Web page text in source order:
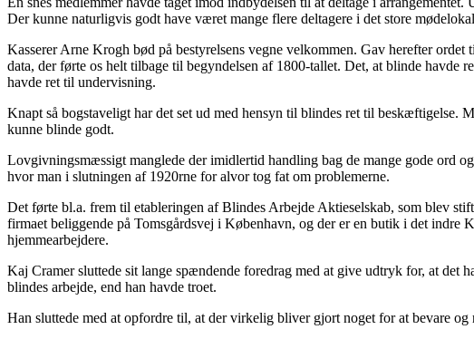
Der kunne naturligvis godt have været mange flere deltagere i det store
Kasserer Arne Krogh bød på bestyrelsens vegne velkommen. Gav herefter
data, der førte os helt tilbage til begyndelsen af 1800-tallet. Det, at blinde
havde ret til undervisning.
Knapt så bogstaveligt har det set ud med hensyn til blindes ret til beskæftigelse.
kunne blinde godt.
Lovgivningsmæssigt manglede der imidlertid handling bag de mange gode ord
hvor man i slutningen af 1920rne for alvor tog fat om problemerne.
Det førte bl.a. frem til etableringen af Blindes Arbejde Aktieselskab, som blev
firmaet beliggende på Tomsgårdsvej i København, og der er en butik i det indre
hjemmearbejdere.
Kaj Cramer sluttede sit lange spændende foredrag med at give udtryk for, at det
blindes arbejde, end han havde troet.
Han sluttede med at opfordre til, at der virkelig bliver gjort noget for at bevare